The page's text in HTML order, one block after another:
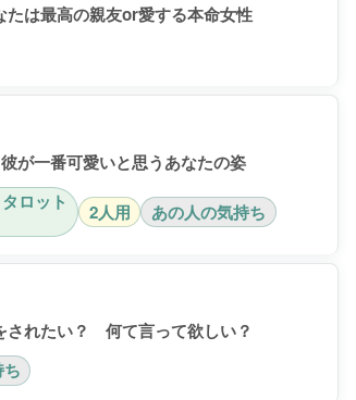
たは最高の親友or愛する本命女性
が一番可愛いと思うあなたの姿
ロット
2人用 あの人の気持ち
れたい？ 何て言って欲しい？